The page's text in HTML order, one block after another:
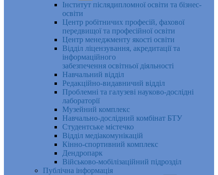
Інститут післядипломної освіти та бізнес-
освіти
Центр робітничих професій, фахової
передвищої та професійної освіти
Центр менеджменту якості освіти
Відділ ліцензування, акредитації та
інформаційного
забезпечення освітньої діяльності
Навчальний відділ
Редакційно-видавничий відділ
Проблемні та галузеві науково-дослідні
лабораторії
Музейний комплекс
Навчально-дослідний комбінат БТУ
Студентське містечко
Відділ медіакомунікацій
Кінно-спортивний комплекс
Дендропарк
Військово-мобілізаційний підрозділ
Публічна інформація